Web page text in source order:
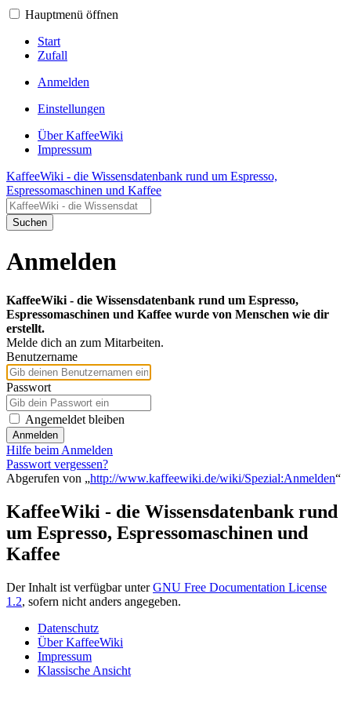
Hauptmenü öffnen
Start
Zufall
Anmelden
Einstellungen
Über KaffeeWiki
Impressum
KaffeeWiki - die Wissensdatenbank rund um Espresso,
Espressomaschinen und Kaffee
Suchen
Anmelden
KaffeeWiki - die Wissensdatenbank rund um Espresso,
Espressomaschinen und Kaffee wurde von Menschen wie dir
erstellt.
Melde dich an zum Mitarbeiten.
Benutzername
Passwort
Angemeldet bleiben
Anmelden
Hilfe beim Anmelden
Passwort vergessen?
Abgerufen von „http://www.kaffeewiki.de/wiki/Spezial:Anmelden“
KaffeeWiki - die Wissensdatenbank rund
um Espresso, Espressomaschinen und
Kaffee
Der Inhalt ist verfügbar unterGNU Free Documentation License
1.2, sofern nicht anders angegeben.
Datenschutz
Über KaffeeWiki
Impressum
Klassische Ansicht